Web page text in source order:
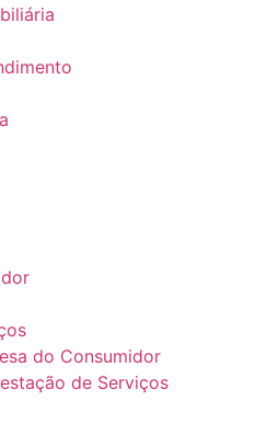
do Consumidor
de Serviços